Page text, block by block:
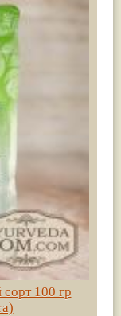
100 гр